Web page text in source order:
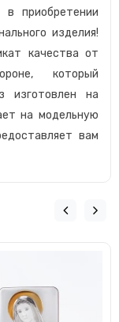
приобретении
изделия!
качества от
который
изготовлен на
на модельную
вам